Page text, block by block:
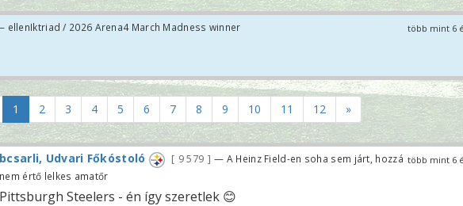
több mint 6
ellenIktriad / 2026 Arena4 March Madness winner
1 2 3 4 5 6 7 8 9 10 11 12 »
több mint 6
bcsarli, Udvari Főkóstoló 9 579
— A Heinz Field-en soha sem járt, hozzá
nem értő lelkes amatőr
Pittsburgh Steelers - én így szeretlek 😊